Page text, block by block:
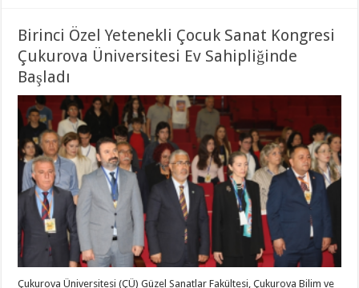
Birinci Özel Yetenekli Çocuk Sanat Kongresi
Çukurova Üniversitesi Ev Sahipliğinde
Başladı
Çukurova Üniversitesi (ÇÜ) Güzel Sanatlar Fakültesi, Çukurova Bilim ve